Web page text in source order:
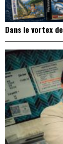
Dans le vortex